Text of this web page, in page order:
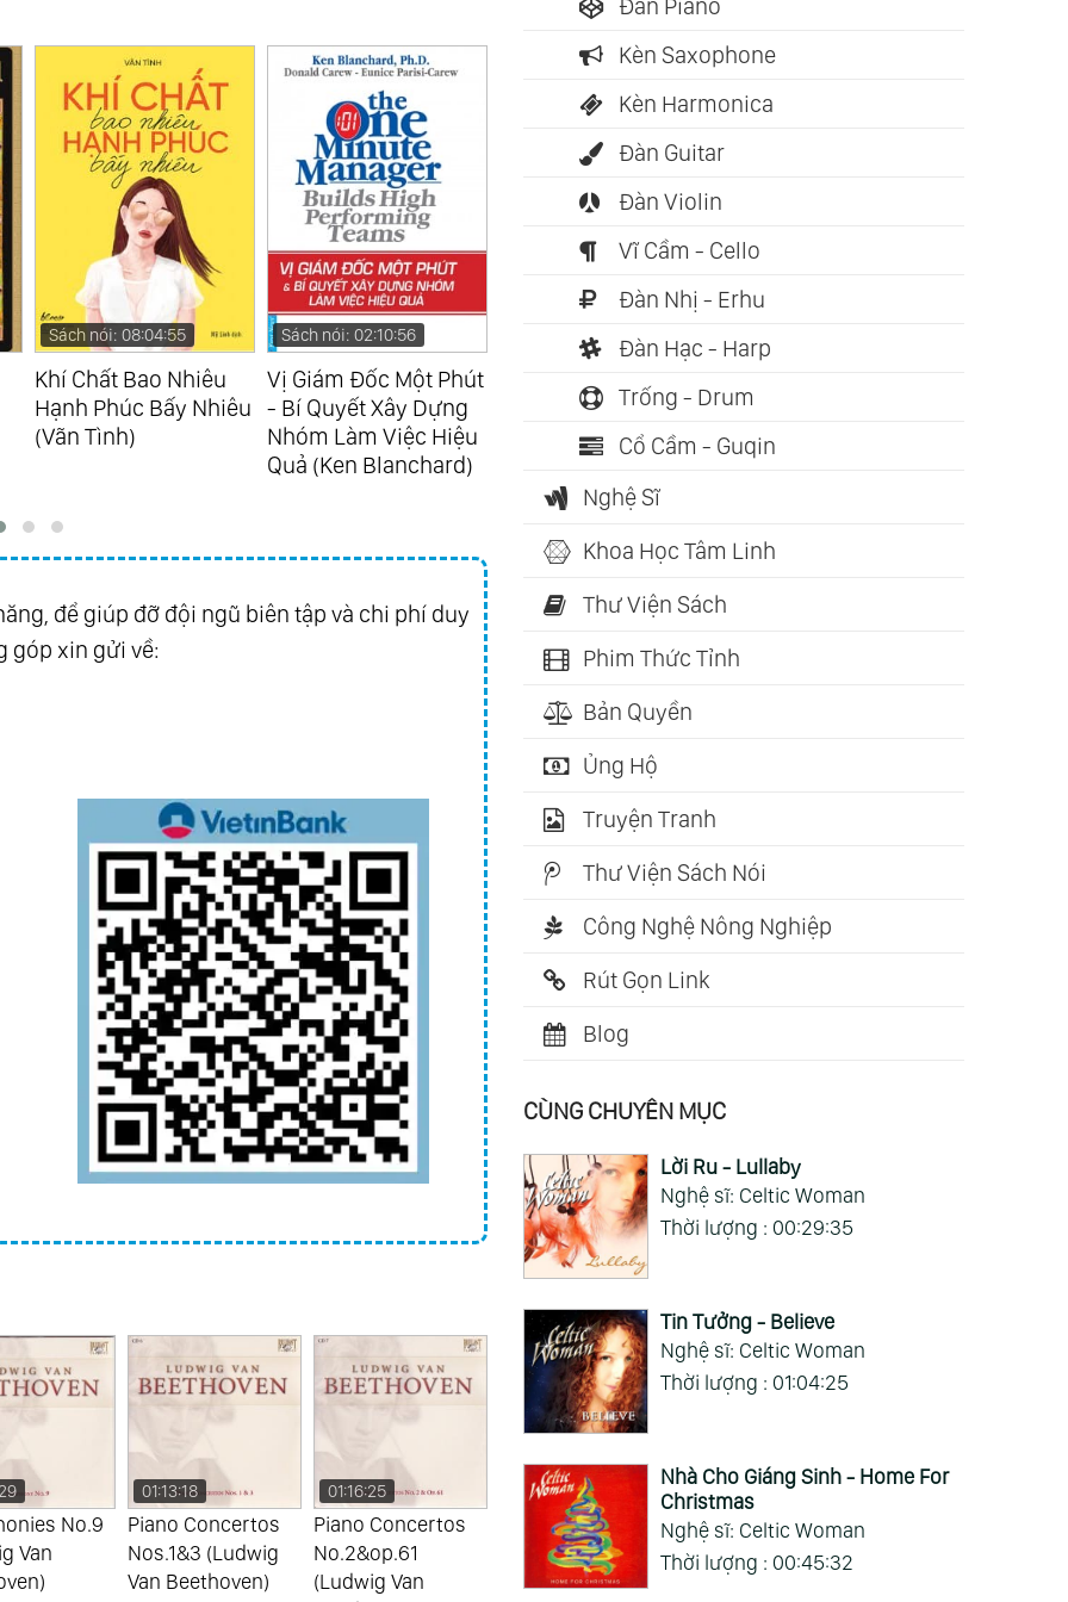
Music Op.43
Otto Klemperer
Nos. 8&23
Violin & Orchestra Nos.1&2
Trio No.1
String Quartet
Sách nói: 02:10:56
Vị Giám Đốc Một Phút
- Bí Quyết Xây Dựng
Nhóm Làm Việc Hiệu
Sách nói: 09:16:10
Trò Chuyện Với Vĩ
Nhân (Osho)
Sách nói: 10:17:58
Sự Im Lặng Của Bầy
Cừu (Thomas Harris)
Năng, Tĩnh Lặng Là
Bản Lĩnh (Tống Mặc)
để giúp đỡ đội ngũ biên tập và chi phí duy
góp xin gửi về:
(Ludwig
01:16:25
Piano Concertos
No.2&op.61
(Ludwig Van
01:17:21
Symphonies
Nos.1&3 (Ludwig
Van Beethoven)
01:13:26
Symphonies
Nos.2&7 (Ludwig
Van Beethoven)
01:11:22
Symphonies
Nos.6&8 (Ludwig
Van Beethoven)
Đàn Piano
Kèn Saxophone
Kèn Harmonica
Đàn Guitar
Đàn Violin
Vĩ Cầm - Cello
Đàn Nhị - Erhu
Đàn Hạc - Harp
Trống - Drum
Cổ Cầm - Guqin
Nghệ Sĩ
Khoa Học Tâm Linh
Thư Viện Sách
Phim Thức Tỉnh
Bản Quyền
Ủng Hộ
Truyện Tranh
Thư Viện Sách Nói
Công Nghệ Nông Nghiệp
Rút Gọn Link
Blog
CÙNG CHUYÊN MỤC
Lời Ru - Lullaby
Nghệ sĩ: Celtic Woman
Thời lượng : 00:29:35
Tin Tưởng - Believe
Nghệ sĩ: Celtic Woman
Thời lượng : 01:04:25
Nhà Cho Giáng Sinh - Home For
Christmas
Nghệ sĩ: Celtic Woman
Thời lượng : 00:45:32